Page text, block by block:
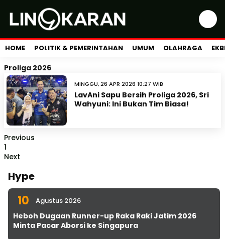
HOME POLITIK & PEMERINTAHAN UMUM OLAHRAGA
Proliga 2026
MINGGU, 26 APR 2026 10:27 WIB
LavAni Sapu Bersih Proliga 2026, Sri
Wahyuni: Ini Bukan Tim Biasa!
Previous
1
Next
Hype
10 Agustus 2026
Heboh Dugaan Runner-up Raka Raki Jatim 2026
Minta Pacar Aborsi ke Singapura